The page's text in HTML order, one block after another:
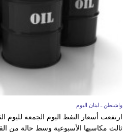
واشنطن ـ لبنان اليوم
ارتفعت أسعار النفط اليوم الجمعة لليوم
ثالث مكاسبها الأسبوعية وسط حالة من